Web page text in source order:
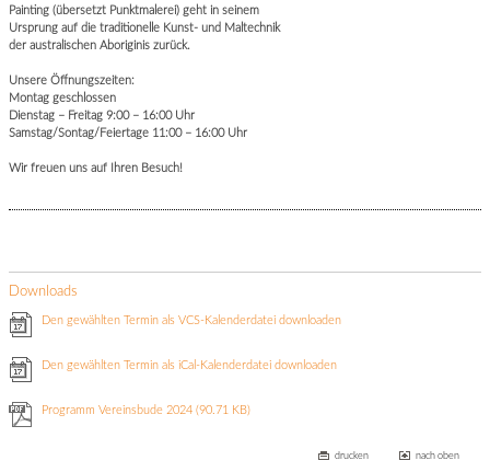
Painting (übersetzt Punktmalerei) geht in seinem
Ursprung auf die traditionelle Kunst- und Maltechnik
der australischen Aboriginis zurück.
Unsere Öffnungszeiten:
Montag geschlossen
Dienstag – Freitag 9:00 – 16:00 Uhr
Samstag/Sontag/Feiertage 11:00 – 16:00 Uhr
Wir freuen uns auf Ihren Besuch!
Downloads
Den gewählten Termin als VCS-Kalenderdatei downloaden
Den gewählten Termin als iCal-Kalenderdatei downloaden
Programm Vereinsbude 2024(90.71 KB)
drucken nach oben